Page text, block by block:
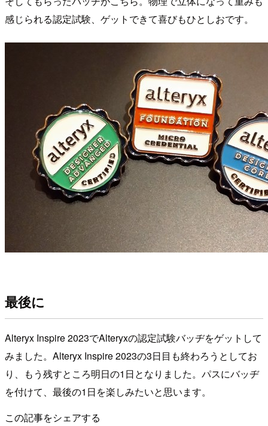
感じられる認定試験、ゲットできて喜びもひとしおです。
最後に
Alteryx Inspire 2023でAlteryxの認定試験バッヂをゲットして
みました。Alteryx Inspire 2023の3日目も終わろうとしてお
り、もう残すところ明日の1日となりました。パスにバッヂ
を付けて、最後の1日を楽しみたいと思います。
この記事をシェアする